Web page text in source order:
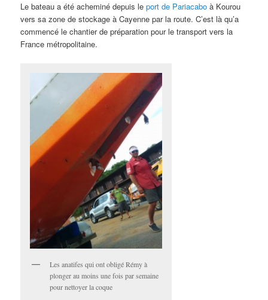
Le bateau a été acheminé depuis leport de Pariacabo à Kourou
vers sa zone de stockage à Cayenne par la route. C’est là qu’a
commencé le chantier de préparation pour le transport vers la
France métropolitaine.
Les anatifes qui ont obligé Rémy à
plonger au moins une fois par semaine
pour nettoyer la coque